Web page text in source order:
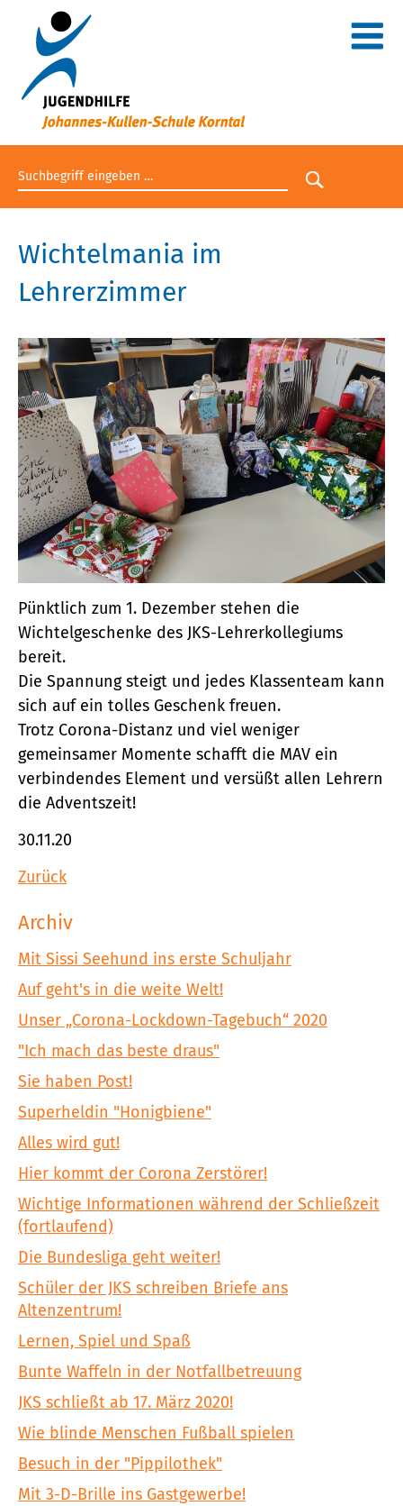
Suchbegriff eingeben
Suche
Wichtelmania im
Lehrerzimmer
Pünktlich zum 1. Dezember stehen die
Wichtelgeschenke des JKS-Lehrerkollegiums
bereit.
Die Spannung steigt und jedes Klassenteam kann
sich auf ein tolles Geschenk freuen.
Trotz Corona-Distanz und viel weniger
gemeinsamer Momente schafft die MAV ein
verbindendes Element und versüßt allen Lehrern
die Adventszeit!
30.11.20
Zurück
Archiv
Mit Sissi Seehund ins erste Schuljahr
Auf geht's in die weite Welt!
Unser „Corona-Lockdown-Tagebuch“ 2020
"Ich mach das beste draus"
Sie haben Post!
Superheldin "Honigbiene"
Alles wird gut!
Hier kommt der Corona Zerstörer!
Wichtige Informationen während der Schließzeit
(fortlaufend)
Die Bundesliga geht weiter!
Schüler der JKS schreiben Briefe ans
Altenzentrum!
Lernen, Spiel und Spaß
Bunte Waffeln in der Notfallbetreuung
JKS schließt ab 17. März 2020!
Wie blinde Menschen Fußball spielen
Besuch in der "Pippilothek"
Mit 3-D-Brille ins Gastgewerbe!